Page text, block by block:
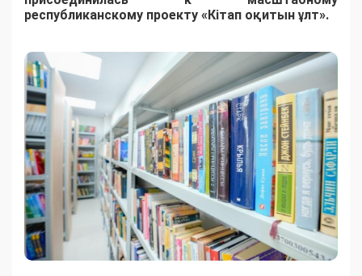
республиканскому проекту «Кітап оқитын ұлт».